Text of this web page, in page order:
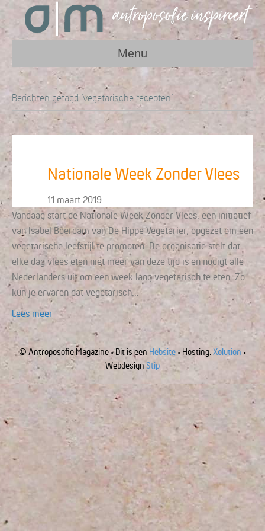
Menu
Berichten getagd ‘vegetarische recepten’
Nationale Week Zonder Vlees
11 maart 2019
Vandaag start de Nationale Week Zonder Vlees: een initiatief
van Isabel Boerdam van De Hippe Vegetariër, opgezet om een
vegetarische leefstijl te promoten. De organisatie stelt dat
elke dag vlees eten niet meer van deze tijd is en nodigt alle
Nederlanders uit om een week lang vegetarisch te eten. Zo
kun je ervaren dat vegetarisch…
Lees meer
© Antroposofie Magazine • Dit is een Hebsite • Hosting:Xolution •
Webdesign Stip